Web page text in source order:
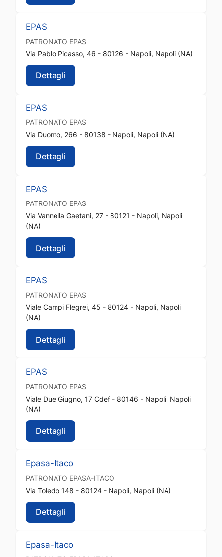
EPAS
PATRONATO EPAS
Via Pablo Picasso, 46 - 80126 - Napoli, Napoli (NA)
Dettagli
EPAS
PATRONATO EPAS
Via Duomo, 266 - 80138 - Napoli, Napoli (NA)
Dettagli
EPAS
PATRONATO EPAS
Via Vannella Gaetani, 27 - 80121 - Napoli, Napoli
(NA)
Dettagli
EPAS
PATRONATO EPAS
Viale Campi Flegrei, 45 - 80124 - Napoli, Napoli
(NA)
Dettagli
EPAS
PATRONATO EPAS
Viale Due Giugno, 17 Cdef - 80146 - Napoli, Napoli
(NA)
Dettagli
Epasa-Itaco
PATRONATO EPASA-ITACO
Via Toledo 148 - 80124 - Napoli, Napoli (NA)
Dettagli
Epasa-Itaco